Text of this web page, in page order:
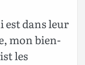
est dans leur
mon bien-
les